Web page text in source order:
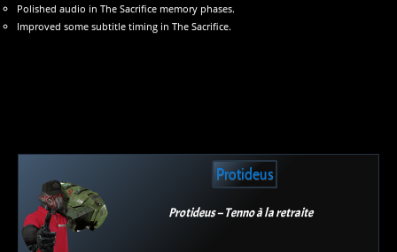
Polished audio in The Sacrifice memory phases.
Improved some subtitle timing in The Sacrifice.
Protideus
Protideus – Tenno à la retraite